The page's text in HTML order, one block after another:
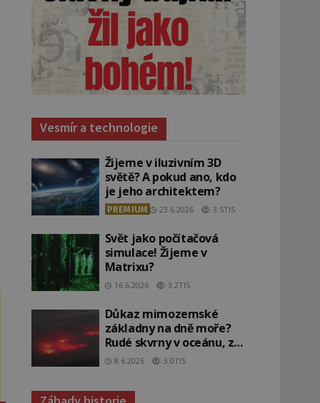
Vesmír a technologie
Žijeme v iluzivním 3D
světě? A pokud ano, kdo
je jeho architektem?
PREMIUM 23.6.2026 3.5TIS
Svět jako počítačová
simulace! Žijeme v
Matrixu?
16.6.2026 3.2TIS
Důkaz mimozemské
základny na dně moře?
Rudé skvrny v oceánu, ze
kterých srší blesky!
8.6.2026 3.0TIS